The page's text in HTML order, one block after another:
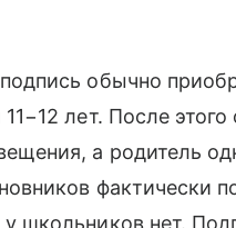
обычно
лет. После этого
а родитель
фактически
школьников нет.